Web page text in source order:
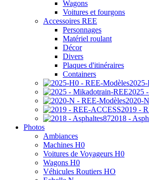
Wagons
Voitures et fourgons
Accessoires REE
Personnages
Matériel roulant
Décor
Divers
Plaques d'itinéraires
Containers
2025
2020-
2019 -
2018 -
Photos
Ambiances
Machines H0
Voitures de Voyageurs H0
Wagons H0
Véhicules Routiers HO